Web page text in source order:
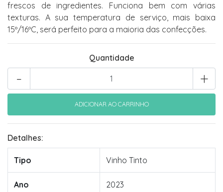
frescos de ingredientes. Funciona bem com várias
texturas. A sua temperatura de serviço, mais baixa
15º/16ºC, será perfeito para a maioria das confecções.
Quantidade
+
-
Detalhes:
Tipo Vinho Tinto
Ano 2023